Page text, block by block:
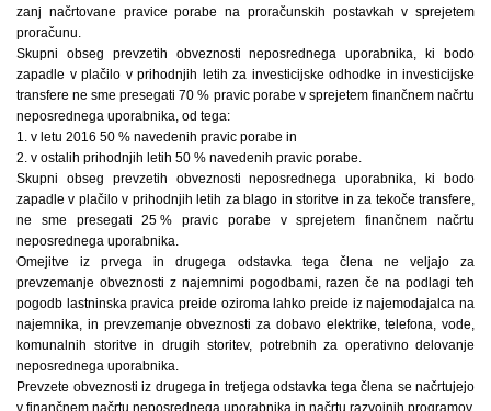
zanj načrtovane pravice porabe na proračunskih postavkah v sprejetem
proračunu.
Skupni obseg prevzetih obveznosti neposrednega uporabnika, ki bodo
zapadle v plačilo v prihodnjih letih za investicijske odhodke in investicijske
transfere ne sme presegati 70 % pravic porabe v sprejetem finančnem načrtu
neposrednega uporabnika, od tega:
1. v letu 2016 50 % navedenih pravic porabe in
2. v ostalih prihodnjih letih 50 % navedenih pravic porabe.
Skupni obseg prevzetih obveznosti neposrednega uporabnika, ki bodo
zapadle v plačilo v prihodnjih letih za blago in storitve in za tekoče transfere,
ne sme presegati 25 % pravic porabe v sprejetem finančnem načrtu
neposrednega uporabnika.
Omejitve iz prvega in drugega odstavka tega člena ne veljajo za
prevzemanje obveznosti z najemnimi pogodbami, razen če na podlagi teh
pogodb lastninska pravica preide oziroma lahko preide iz najemodajalca na
najemnika, in prevzemanje obveznosti za dobavo elektrike, telefona, vode,
komunalnih storitve in drugih storitev, potrebnih za operativno delovanje
neposrednega uporabnika.
Prevzete obveznosti iz drugega in tretjega odstavka tega člena se načrtujejo
v finančnem načrtu neposrednega uporabnika in načrtu razvojnih programov.